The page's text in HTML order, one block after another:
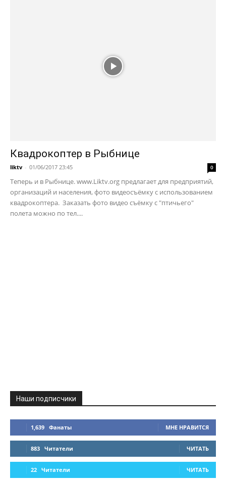
Квадрокоптер в Рыбнице
liktv - 01/06/2017 23:45 0
Теперь и в Рыбнице. www.Liktv.org предлагает для предприятий,
организаций и населения, фото видеосъёмку с использованием
квадрокоптера. Заказать фото видео съёмку с "птичьего"
полета можно по тел....
Наши подписчики
1,639 Фанаты МНЕ НРАВИТСЯ
883 Читатели ЧИТАТЬ
22 Читатели ЧИТАТЬ